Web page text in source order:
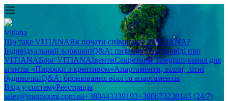
Vitiana
Що таке VITIANAЯк почати співпрацю з VITIANA?
Індивідуальний воркшопQ&A: питання та відповіді про
VITIANAБлог VITIANAІвентиСекретний Telegram-канал для
агентів «Пиріжки з креативом»Апартаменти, вілли, літні
будиночкиQ&A: бронювання вілл та апартаментів
Вхід у системуРеєстрація
sales@roomsxml.com.ua+380443339193+380673238145 (24/7)